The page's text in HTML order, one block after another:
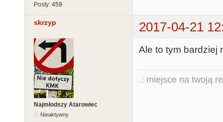
Posty: 459
skrzyp 2017-04-21
Najmłodszy Atarowiec
Nieaktywny
Ale to tym bardziej
.: miejsce na twoją